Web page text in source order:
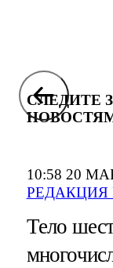
10:58 20
РЕДАКЦИЯ
СЛЕДИТЕ
Тело